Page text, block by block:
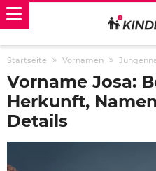
Startseite Vornamen
Vorname Josa:
Herkunft,
Details